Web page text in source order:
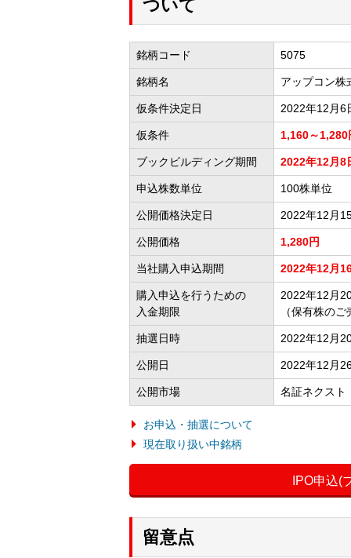
ついて
銘柄コード 5075
銘柄名 アップコン株
仮条件決定日 2022年12月6
仮条件 1,160～1,280
ブックビルディング期間 2022年12月8
申込株数単位 100株単位
公開価格決定日 2022年12月
公開価格 1,280円
当社購入申込期間 2022年12月
購入申込を行うための
入金期限
2022年12月
（保有株の
抽選日時 2022年12月
公開日 2022年12月
公開市場 名証ネクスト
お申込・抽選について
現在取り扱い中銘柄
IPO申込(
留意点